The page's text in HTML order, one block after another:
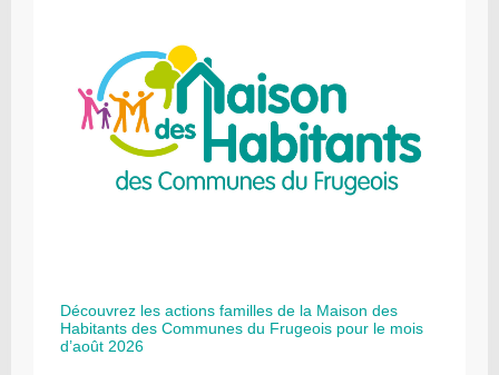
Découvrez les actions familles de la Maison des
Habitants des Communes du Frugeois pour le mois
d’août 2026